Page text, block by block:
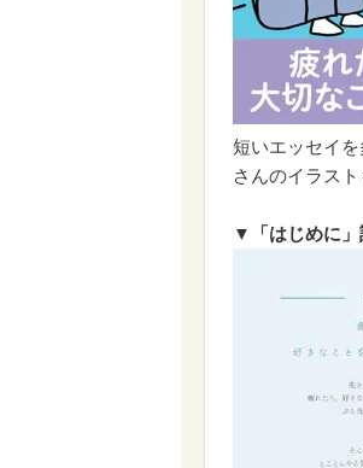
短いエッセイ
さんのイラスト
▼「はじめに」